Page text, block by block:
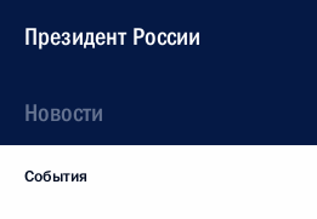
Президент России
Новости
События